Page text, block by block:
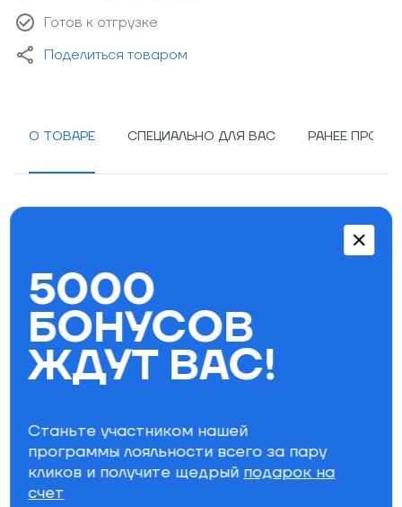
Готов к отгрузке
Поделиться товаром
О ТОВАРЕ СПЕЦИАЛЬНО ДЛЯ ВАС РАНЕЕ
Прошитый козырек
Сетчатая задняя панель
Регулировка размера сзади
Логотип спереди
Состав: 60% хлопок, 40% полиэстер
Бренд
Специально для вас
5000
БОНУСОВ
ЖДУТ ВАС!
Станьте участником нашей
программы лояльности всего за пару
кликов и получите щедрый подарок на
счет